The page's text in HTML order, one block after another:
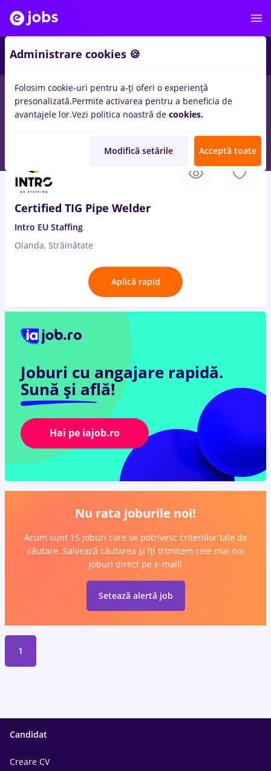
Salarii Fără experiență Entry-Level (< 2 ani)
Certified TIG Pipe Welder
Intro EU Staffing
Olanda, Străinătate
Aplică rapid
Joburi cu angajare rapidă.
Sună și află!
Hai pe iajob.ro
Nu rata joburile noi!
Acum sunt 15 joburi care se potrivesc criteriilor tale de
căutare. Salvează căutarea și îți trimitem cele mai noi
joburi direct pe e-mail!
Setează alertă job
1
Candidat
Creare CV
Administrare cookies 🍪
Folosim cookie-uri pentru a-ți oferi o experiență
presonalizată.Permite activarea pentru a beneficia de
avantajele lor.Vezi politica noastră de cookies.
Modifică setările Acceptă toate